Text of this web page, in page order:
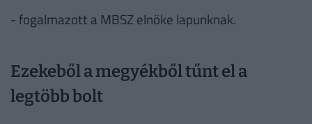
- fogalmazott a MBSZ elnöke lapunknak.
Ezekeből a megyékből tűnt el a
legtöbb bolt